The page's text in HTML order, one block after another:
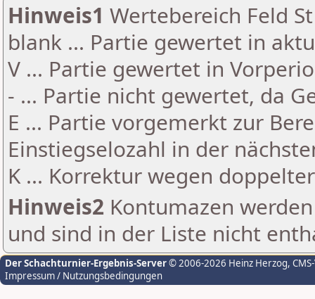
Hinweis1 Wertebereich Feld
blank ... Partie gewertet in
V ... Partie gewertet in
- ... Partie nicht gewertet, da
E ... Partie vorgemerkt zur
Einstiegselozahl in der
K ... Korrektur wegen
Hinweis2 Kontumazen
und sind in der Liste nicht
Der Schachturnier-Ergebnis-Server© 2006-2026 Heinz Herzog,
Impressum / Nutzungsbedingungen